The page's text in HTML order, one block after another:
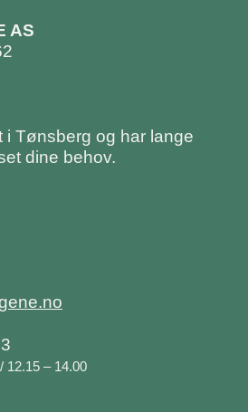
AS
i Tønsberg og har lange
dine behov.
12.15 – 14.00